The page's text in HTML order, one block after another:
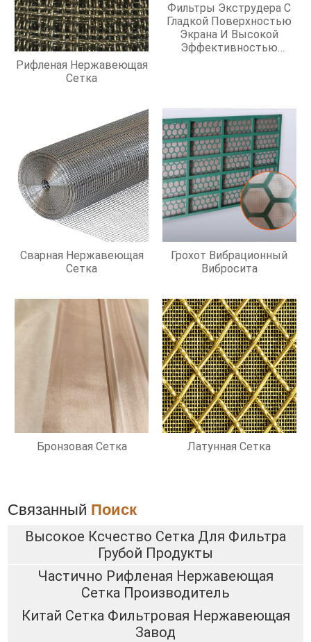
Рифленая Нержавеющая
Сетка
Фильтры Экструдера С
Гладкой Поверхностью
Экрана И Высокой
Эффективностью
Сварная Нержавеющая
Сетка
Грохот Вибрационный
Вибросита
Бронзовая Сетка Латунная Сетка
Связанный Поиск
Высокое Ксчество Сетка Для Фильтра
Грубой Продукты
Частично Рифленая Нержавеющая
Сетка Производитель
Китай Сетка Фильтровая Нержавеющая
Завод